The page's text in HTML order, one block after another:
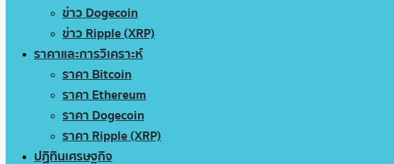
ข่าว Dogecoin
ข่าว Ripple (XRP)
ราคาและการวิเคราะห์
ราคา Bitcoin
ราคา Ethereum
ราคา Dogecoin
ราคา Ripple (XRP)
ปฏิทินเศรษฐกิจ